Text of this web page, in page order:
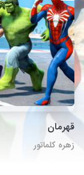
قهرمان
زهره کلماتور